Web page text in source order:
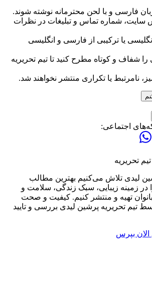
فارسی و با لحن محترمانه نوشته شوند.
سایت، شماره تماس و تبلیغات در نظرات
یا ترکیبی از فارسی و انگلیسی
شفاف و کوتاه مطرح کنید تا تیم تحریریه
نامرتبط یا تکراری منتشر نخواهند شد.
اجتماعی:
تیم تحریریه
لیدی تلاش می‌کنیم بهترین مطالب
در زمینه زیبایی، سبک زندگی، سلامت و
تهیه و منتشر کنیم. کیفیت و صحت
تیم تحریریه پرشین لیدی بررسی و تایید
بپرس